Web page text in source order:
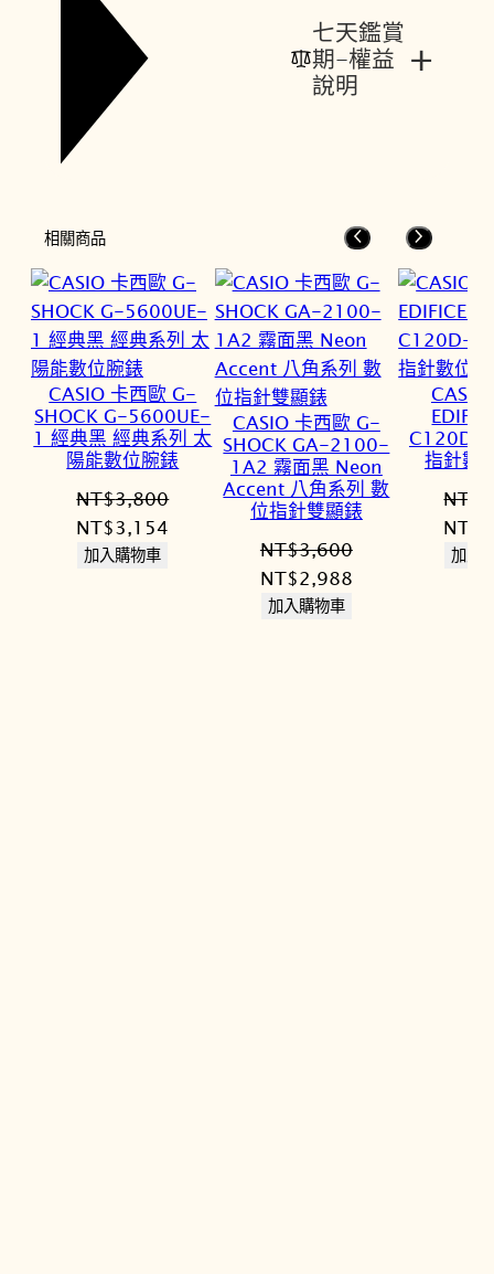
七天鑑賞
期-權益
說明
+
相關商品
CASIO 卡西歐 G-
SHOCK G-5600UE-
1 經典黑 經典系列 太
陽能數位腕錶
NT$3,800
原
始
NT$3,154
加入購物車
CASIO 卡西歐 G-
SHOCK GA-2100-
1A2 霧面黑 Neon
Accent 八角系列 數
位指針雙顯錶
NT$3,600
原
始
NT$2,988目
加入購物車
CASIO
C120D-
指針數
NT$
原
始
NT$
加入